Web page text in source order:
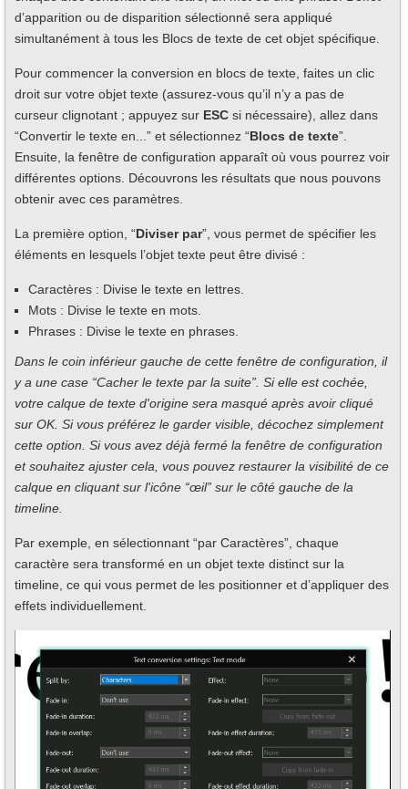
d’apparition ou de disparition sélectionné sera appliqué
simultanément à tous les Blocs de texte de cet objet spécifique.
Pour commencer la conversion en blocs de texte, faites un clic
droit sur votre objet texte (assurez-vous qu’il n’y a pas de
curseur clignotant ; appuyez sur ESC si nécessaire), allez dans
“Convertir le texte en...” et sélectionnez “Blocs de texte”.
Ensuite, la fenêtre de configuration apparaît où vous pourrez voir
différentes options. Découvrons les résultats que nous pouvons
obtenir avec ces paramètres.
La première option, “Diviser par”, vous permet de spécifier les
éléments en lesquels l’objet texte peut être divisé :
Caractères : Divise le texte en lettres.
Mots : Divise le texte en mots.
Phrases : Divise le texte en phrases.
Dans le coin inférieur gauche de cette fenêtre de configuration, il
y a une case “Cacher le texte par la suite”. Si elle est cochée,
votre calque de texte d'origine sera masqué après avoir cliqué
sur OK. Si vous préférez le garder visible, décochez simplement
cette option. Si vous avez déjà fermé la fenêtre de configuration
et souhaitez ajuster cela, vous pouvez restaurer la visibilité de ce
calque en cliquant sur l'icône “œil” sur le côté gauche de la
timeline.
Par exemple, en sélectionnant “par Caractères”, chaque
caractère sera transformé en un objet texte distinct sur la
timeline, ce qui vous permet de les positionner et d’appliquer des
effets individuellement.